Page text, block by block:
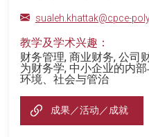
sualeh.khattak@cpce-
教学及学术兴趣：
财务管理, 商业财务, 公司
为财务学, 中小企业的内
环境、社会与管治
成果／活动／成就